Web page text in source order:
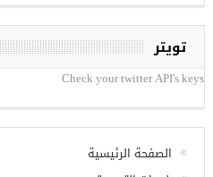
تويتر